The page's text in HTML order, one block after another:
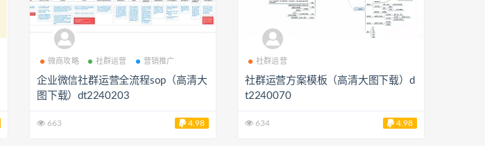
微商攻略 社群运营 营销推广
企业微信社群运营全流程sop（高清大
图下载）dt2240203
663 4.98
社群运营
社群运营方案模板（高清大图下载）d
t2240070
634 4.98